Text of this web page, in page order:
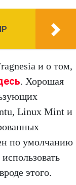
и о том,
. Хорошая
Linux Mint и
по умолчанию
этого.